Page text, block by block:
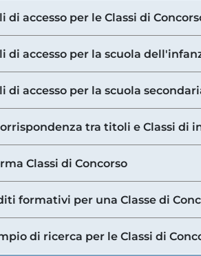
di accesso per le Classi di
di accesso per la scuola
di accesso per la scuola
tra titoli e Classi di
Classi di Concorso
formativi per una Classe di
di ricerca per le Classi di